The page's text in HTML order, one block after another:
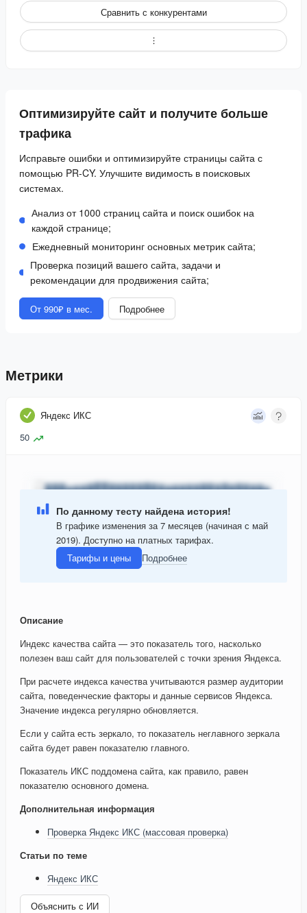
Сравнить с конкурентами
Оптимизируйте сайт и получите больше
трафика
Исправьте ошибки и оптимизируйте страницы сайта с
помощью PR-CY. Улучшите видимость в поисковых
системах.
Анализ от 1000 страниц сайта и поиск ошибок на
каждой странице;
Ежедневный мониторинг основных метрик сайта;
Проверка позиций вашего сайта, задачи и
рекомендации для продвижения сайта;
От 990₽ в мес. Подробнее
Метрики
Яндекс ИКС
50
По данному тесту найдена история!
В графике изменения за 7 месяцев (начиная с май
2019). Доступно на платных тарифах.
Тарифы и цены
Подробнее
Описание
Индекс качества сайта — это показатель того, насколько
полезен ваш сайт для пользователей с точки зрения Яндекса.
При расчете индекса качества учитываются размер аудитории
сайта, поведенческие факторы и данные сервисов Яндекса.
Значение индекса регулярно обновляется.
Если у сайта есть зеркало, то показатель неглавного зеркала
сайта будет равен показателю главного.
Показатель ИКС поддомена сайта, как правило, равен
показателю основного домена.
Дополнительная информация
Проверка Яндекс ИКС (массовая проверка)
Статьи по теме
Яндекс ИКС
Объяснить с ИИ